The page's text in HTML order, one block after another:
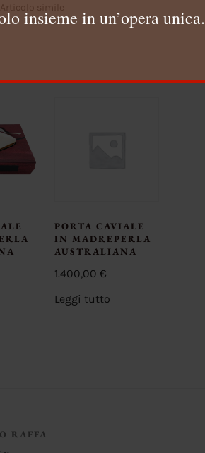
Articolo simile
PORTA CAVIALE
IN MADREPERLA
AUSTRALIANA
1.400,00 €
Leggi tutto
RAFFA
insieme in un’opera unica.